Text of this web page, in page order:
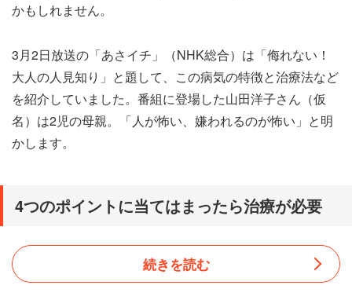
かもしれません。
3月2日放送の「あさイチ」（NHK総合）は「侮れない！
大人の人見知り」と題して、この病気の特徴と治療法など
を紹介していました。番組に登場した山田洋子さん（仮
名）は2児の母親。「人が怖い、嫌われるのが怖い」と明
かします。
4つのポイントに当てはまったら治療が必要
続きを読む